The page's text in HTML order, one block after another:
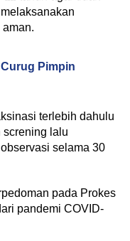
Pimpin
terlebih dahulu
screning lalu
selama 30
pada Prokes
pandemi COVID-